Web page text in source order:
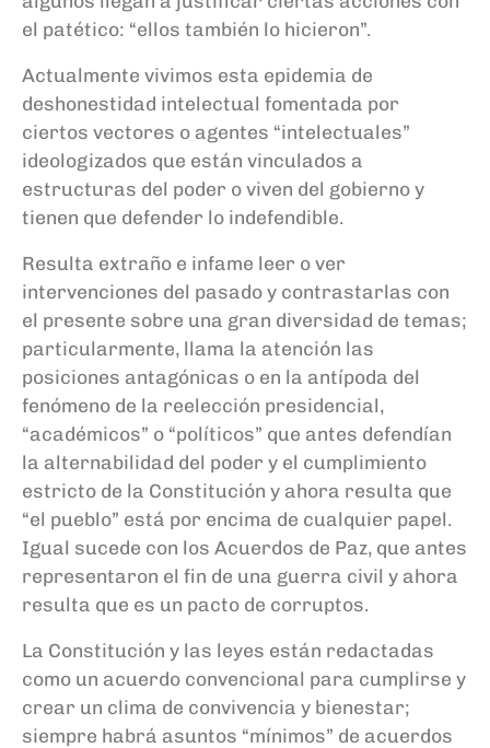
el patético: “ellos también lo hicieron”.
Actualmente vivimos esta epidemia de
deshonestidad intelectual fomentada por
ciertos vectores o agentes “intelectuales”
ideologizados que están vinculados a
estructuras del poder o viven del gobierno y
tienen que defender lo indefendible.
Resulta extraño e infame leer o ver
intervenciones del pasado y contrastarlas con
el presente sobre una gran diversidad de temas;
particularmente, llama la atención las
posiciones antagónicas o en la antípoda del
fenómeno de la reelección presidencial,
“académicos” o “políticos” que antes defendían
la alternabilidad del poder y el cumplimiento
estricto de la Constitución y ahora resulta que
“el pueblo” está por encima de cualquier papel.
Igual sucede con los Acuerdos de Paz, que antes
representaron el fin de una guerra civil y ahora
resulta que es un pacto de corruptos.
La Constitución y las leyes están redactadas
como un acuerdo convencional para cumplirse y
crear un clima de convivencia y bienestar;
siempre habrá asuntos “mínimos” de acuerdos